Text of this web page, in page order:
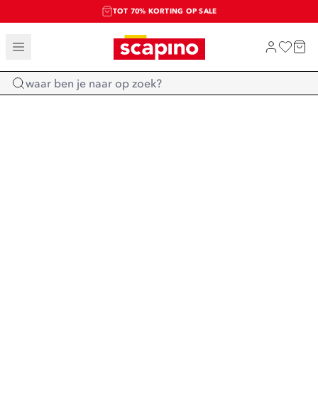
TOT 70% KORTING OP SALE
SALE: LAATSTE KANS!
SHOP NIEUW
Home